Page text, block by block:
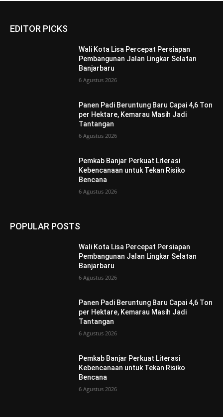
EDITOR PICKS
Wali Kota Lisa Percepat Persiapan
Pembangunan Jalan Lingkar Selatan
Banjarbaru
6 Agustus 2026
Panen Padi Beruntung Baru Capai 4,6 Ton
per Hektare, Kemarau Masih Jadi
Tantangan
6 Agustus 2026
Pemkab Banjar Perkuat Literasi
Kebencanaan untuk Tekan Risiko
Bencana
6 Agustus 2026
POPULAR POSTS
Wali Kota Lisa Percepat Persiapan
Pembangunan Jalan Lingkar Selatan
Banjarbaru
6 Agustus 2026
Panen Padi Beruntung Baru Capai 4,6 Ton
per Hektare, Kemarau Masih Jadi
Tantangan
6 Agustus 2026
Pemkab Banjar Perkuat Literasi
Kebencanaan untuk Tekan Risiko
Bencana
6 Agustus 2026